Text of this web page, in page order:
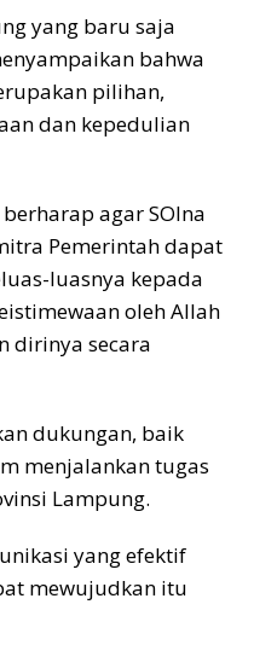
yang baru saja
bahwa
pilihan,
dan kepedulian
agar SOIna
Pemerintah dapat
luasnya kepada
oleh Allah
dirinya secara
dukungan, baik
menjalankan tugas
Lampung.
yang efektif
mewujudkan itu